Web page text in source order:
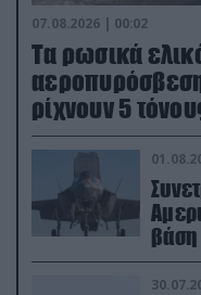
07.08.2026 | 00:02
Τα ρωσικά
ρίχνουν 5
βάση